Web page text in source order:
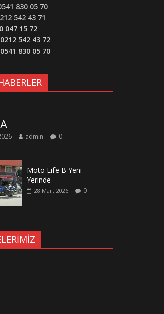
830 05 70
542 43 71
047 15 72
542 43 72
830 05 70
admin 0
Moto Life B Yeni
Yerinde
28 Mart 2026 0